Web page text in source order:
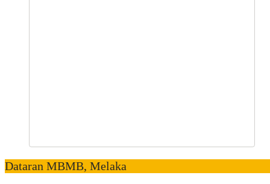
Dataran MBMB, Melaka